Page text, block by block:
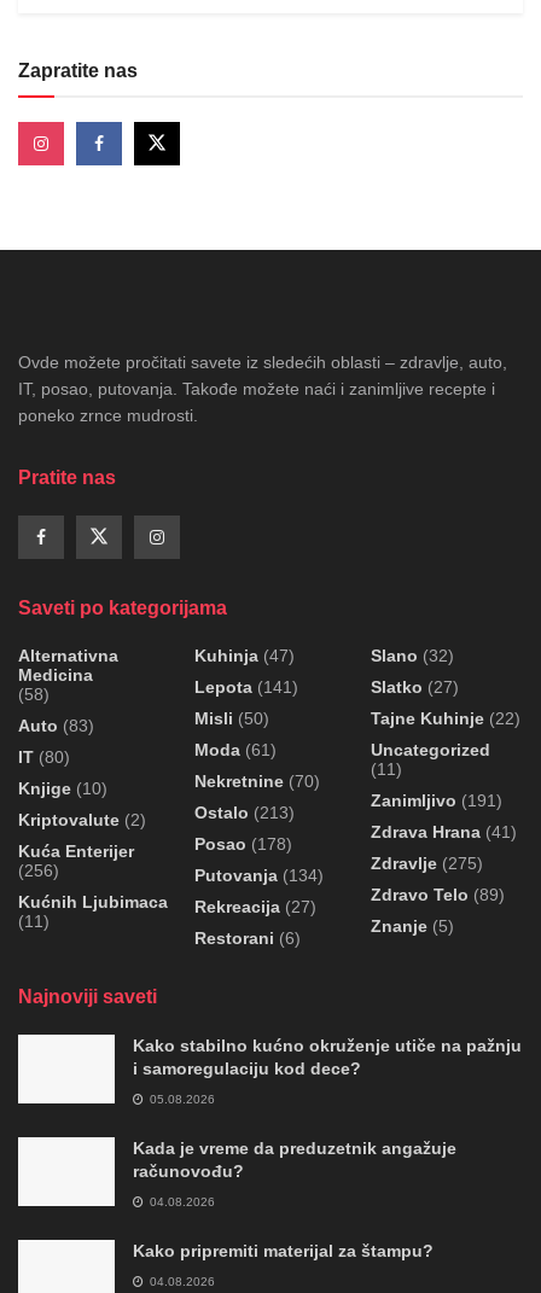
Zapratite nas
Ovde možete pročitati savete iz sledećih oblasti – zdravlje, auto,
IT, posao, putovanja. Takođe možete naći i zanimljive recepte i
poneko zrnce mudrosti.
Pratite nas
Saveti po kategorijama
Alternativna
Medicina
(58)
Auto (83)
IT (80)
Knjige (10)
Kriptovalute (2)
Kuća Enterijer
(256)
Kućnih Ljubimaca
(11)
Kuhinja (47)
Lepota (141)
Misli (50)
Moda (61)
Nekretnine (70)
Ostalo (213)
Posao (178)
Putovanja (134)
Rekreacija (27)
Restorani (6)
Slano (32)
Slatko (27)
Tajne Kuhinje (22)
Uncategorized
(11)
Zanimljivo (191)
Zdrava Hrana (41)
Zdravlje (275)
Zdravo Telo (89)
Znanje (5)
Najnoviji saveti
Kako stabilno kućno okruženje utiče na pažnju
i samoregulaciju kod dece?
05.08.2026
Kada je vreme da preduzetnik angažuje
računovođu?
04.08.2026
Kako pripremiti materijal za štampu?
04.08.2026